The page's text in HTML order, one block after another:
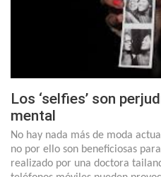
Los ‘selfies’ son
mental
No hay nada más de moda
no por ello son beneficiosas
realizado por una doctora